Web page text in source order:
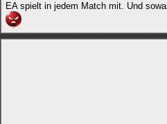
EA spielt in jedem Match mit. Und